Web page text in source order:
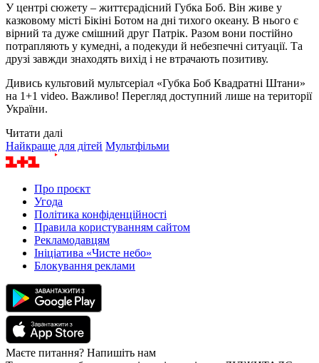
У центрі сюжету – життєрадісний Губка Боб. Він живе у
казковому місті Бікіні Ботом на дні тихого океану. В нього є
вірний та дуже смішний друг Патрік. Разом вони постійно
потрапляють у кумедні, а подекуди й небезпечні ситуації. Та
друзі завжди знаходять вихід і не втрачають позитиву.
Дивись культовий мультсеріал «Губка Боб Квадратні Штани»
на 1+1 video. Важливо! Перегляд доступний лише на території
України.
Читати далі
Найкраще для дітей Мультфільми
Про проєкт
Угода
Політика конфіденційності
Правила користуванням сайтом
Рекламодавцям
Ініціатива «Чисте небо»
Блокування реклами
Маєте питання? Напишіть нам